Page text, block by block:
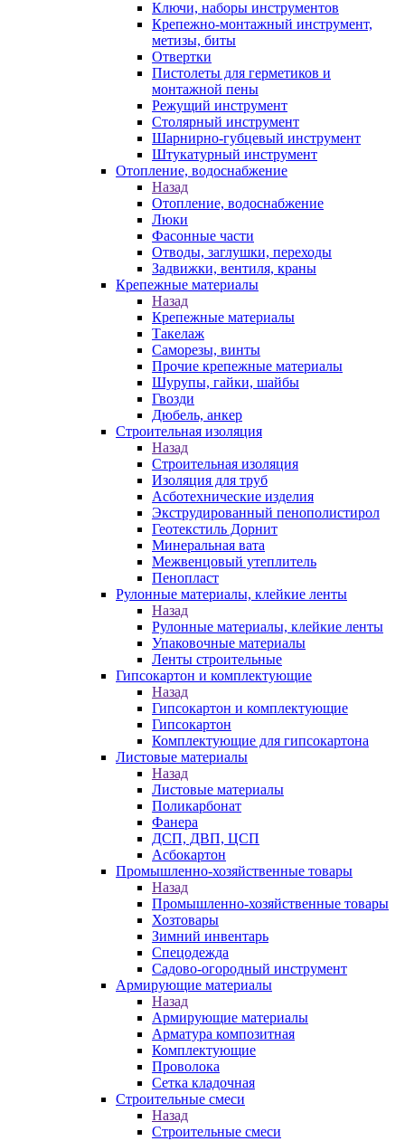
Ключи, наборы инструментов
Крепежно-монтажный инструмент,
метизы, биты
Отвертки
Пистолеты для герметиков и
монтажной пены
Режущий инструмент
Столярный инструмент
Шарнирно-губцевый инструмент
Штукатурный инструмент
Отопление, водоснабжение
Назад
Отопление, водоснабжение
Люки
Фасонные части
Отводы, заглушки, переходы
Задвижки, вентиля, краны
Крепежные материалы
Назад
Крепежные материалы
Такелаж
Саморезы, винты
Прочие крепежные материалы
Шурупы, гайки, шайбы
Гвозди
Дюбель, анкер
Строительная изоляция
Назад
Строительная изоляция
Изоляция для труб
Асботехнические изделия
Экструдированный пенополистирол
Геотекстиль Дорнит
Минеральная вата
Межвенцовый утеплитель
Пенопласт
Рулонные материалы, клейкие ленты
Назад
Рулонные материалы, клейкие ленты
Упаковочные материалы
Ленты строительные
Гипсокартон и комплектующие
Назад
Гипсокартон и комплектующие
Гипсокартон
Комплектующие для гипсокартона
Листовые материалы
Назад
Листовые материалы
Поликарбонат
Фанера
ДСП, ДВП, ЦСП
Асбокартон
Промышленно-хозяйственные товары
Назад
Промышленно-хозяйственные товары
Хозтовары
Зимний инвентарь
Спецодежда
Садово-огородный инструмент
Армирующие материалы
Назад
Армирующие материалы
Арматура композитная
Комплектующие
Проволока
Сетка кладочная
Строительные смеси
Назад
Строительные смеси